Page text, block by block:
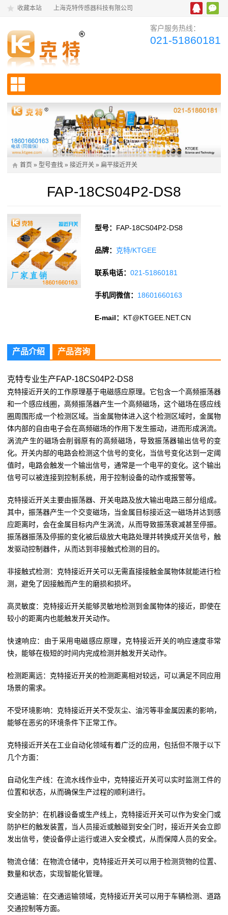
收藏本站 上海克特传感器科技有限公司
客户服务热线：
021-51860181
首页 » 型号查找 » 接近开关 » 扁平接近开关
FAP-18CS04P2-DS8
型号： FAP-18CS04P2-DS8
品牌： 克特/KTGEE
联系电话：021-51860181
手机同微信： 18601660163
E-mail： KT@KTGEE.NET.CN
产品介绍 产品咨询
克特专业生产FAP-18CS04P2-DS8
克特接近开关的工作原理基于电磁感应原理。它包含一个高频振荡器
和一个感应线圈，高频振荡器产生一个高频磁场，这个磁场在感应线
圈周围形成一个检测区域。当金属物体进入这个检测区域时，金属物
体内部的自由电子会在高频磁场的作用下发生振动，进而形成涡流。
涡流产生的磁场会削弱原有的高频磁场，导致振荡器输出信号的变
化。开关内部的电路会检测这个信号的变化，当信号变化达到一定阈
值时，电路会触发一个输出信号，通常是一个电平的变化。这个输出
信号可以被连接到控制系统，用于控制设备的动作或报警等。
克特接近开关主要由振荡器、开关电路及放大输出电路三部分组成。
其中，振荡器产生一个交变磁场，当金属目标接近这一磁场并达到感
应距离时，会在金属目标内产生涡流，从而导致振荡衰减甚至停振。
振荡器振荡及停振的变化被后级放大电路处理并转换成开关信号，触
发驱动控制器件，从而达到非接触式检测的目的。
非接触式检测：克特接近开关可以无需直接接触金属物体就能进行检
测，避免了因接触而产生的磨损和损坏。
高灵敏度：克特接近开关能够灵敏地检测到金属物体的接近，即使在
较小的距离内也能触发开关动作。
快速响应：由于采用电磁感应原理，克特接近开关的响应速度非常
快，能够在极短的时间内完成检测并触发开关动作。
检测距离远：克特接近开关的检测距离相对较远，可以满足不同应用
场景的需求。
不受环境影响：克特接近开关不受灰尘、油污等非金属因素的影响，
能够在恶劣的环境条件下正常工作。
克特接近开关在工业自动化领域有着广泛的应用，包括但不限于以下
几个方面：
自动化生产线：在流水线作业中，克特接近开关可以实时监测工件的
位置和状态，从而确保生产过程的顺利进行。
安全防护：在机器设备或生产线上，克特接近开关可以作为安全门或
防护栏的触发装置，当人员接近或触碰到安全门时，接近开关会立即
发出信号，使设备停止运行或进入安全模式，从而保障人员的安全。
物流仓储：在物流仓储中，克特接近开关可以用于检测货物的位置、
数量和状态，实现智能化管理。
交通运输：在交通运输领域，克特接近开关可以用于车辆检测、道路
交通控制等方面。